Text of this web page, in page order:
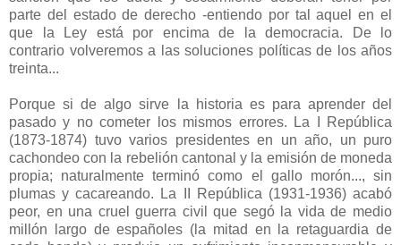
parte del estado de derecho -entiendo por tal aquel en el
que la Ley está por encima de la democracia. De lo
contrario volveremos a las soluciones políticas de los años
treinta...
Porque si de algo sirve la historia es para aprender del
pasado y no cometer los mismos errores. La I República
(1873-1874) tuvo varios presidentes en un año, un puro
cachondeo con la rebelión cantonal y la emisión de moneda
propia; naturalmente terminó como el gallo morón..., sin
plumas y cacareando. La II República (1931-1936) acabó
peor, en una cruel guerra civil que segó la vida de medio
millón largo de españoles (la mitad en la retaguardia de